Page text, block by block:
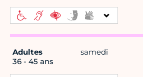
Adultes
36 - 45 ans
samedi